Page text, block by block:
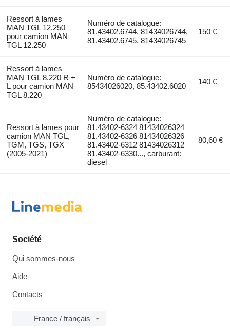
Ressort à lames
MAN TGL 12.250
pour camion MAN
TGL 12.250
Numéro de catalogue:
81.43402.6744, 81434026744,
81.43402.6745, 81434026745
150 €
Ressort à lames
MAN TGL 8.220 R +
L pour camion MAN
TGL 8.220
Numéro de catalogue:
85434026020, 85.43402.6020
140 €
Ressort à lames pour
camion MAN TGL,
TGM, TGS, TGX
(2005-2021)
Numéro de catalogue:
81.43402-6324 81434026324
81.43402-6326 81434026326
81.43402-6312 81434026312
81.43402-6330..., carburant:
diesel
80,60 €
Société
Qui sommes-nous
Aide
Contacts
France / français